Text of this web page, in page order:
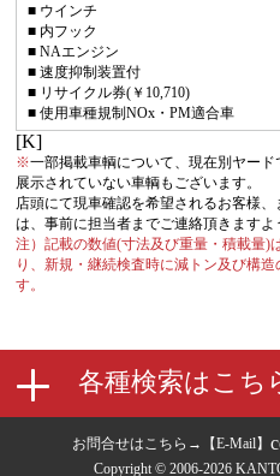
■ ウインチ
■ 内フック
■ NAエンジン
■ 速度抑制装置付
■ リサイクル券(￥10,710)
■ 使用車種規制NOx・PM適合車
[K]
※一部掲載車輌について、現在別ヤー
展示されていない車輌もございます。
店頭にて現車確認を希望されるお客様
は、事前に担当者までご連絡頂きますよ
注）記載の数値(寸法及び重量・積載量)
り、新規・継続検査時に減トン及び構
す。
お問合せはこちら→【E-Mail】
Copyright © 2006-2026